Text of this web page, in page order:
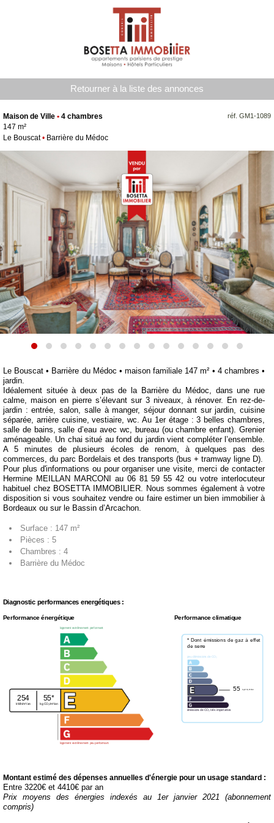
Retourner à la liste des annonces
réf. GM1-1089
Maison de Ville • 4 chambres
147 m²
Le Bouscat• Barrière du Médoc
Le Bouscat • Barrière du Médoc • maison familiale 147 m² • 4 chambres •
jardin.
Idéalement située à deux pas de la Barrière du Médoc, dans une rue
calme, maison en pierre s’élevant sur 3 niveaux, à rénover. En rez-de-
jardin : entrée, salon, salle à manger, séjour donnant sur jardin, cuisine
séparée, arrière cuisine, vestiaire, wc. Au 1er étage : 3 belles chambres,
salle de bains, salle d’eau avec wc, bureau (ou chambre enfant). Grenier
aménageable. Un chai situé au fond du jardin vient compléter l’ensemble.
A 5 minutes de plusieurs écoles de renom, à quelques pas des
commerces, du parc Bordelais et des transports (bus + tramway ligne D).
Pour plus d'informations ou pour organiser une visite, merci de contacter
Hermine MEILLAN MARCONI au 06 81 59 55 42 ou votre interlocuteur
habituel chez BOSETTA IMMOBILIER. Nous sommes également à votre
disposition si vous souhaitez vendre ou faire estimer un bien immobilier à
Bordeaux ou sur le Bassin d’Arcachon.
Surface : 147 m²
Pièces : 5
Chambres : 4
Barrière du Médoc
Diagnostic performances energétiques :
Performance énergétique
logement extrêmement performant
254
kWh/m²/an
55*
kg CO₂/m²/an
logement extrêmement peu performant
Performance climatique
* Dont émissions de gaz à effet
de serre
peu d'émissions de CO₂
55 kg CO₂/m²/an
émissions de CO₂ très importantes
Montant estimé des dépenses annuelles d'énergie pour un usage standard :
Entre 3220€ et 4410€ par an
Prix moyens des énergies indexés au 1er janvier 2021 (abonnement
compris)